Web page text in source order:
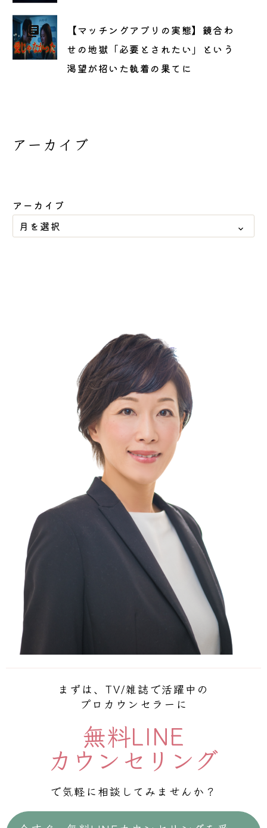
【マッチングアプリの実態】鏡合わ
せの地獄「必要とされたい」という
渇望が招いた執着の果てに
アーカイブ
アーカイブ
月を選択
まずは、TV/雑誌で活躍中の
プロカウンセラーに
無料LINE
カウンセリング
で気軽に相談してみませんか？